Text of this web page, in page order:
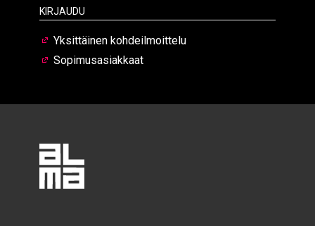
Kirjaudu
Yksittäinen kohdeilmoittelu
Sopimusasiakkaat